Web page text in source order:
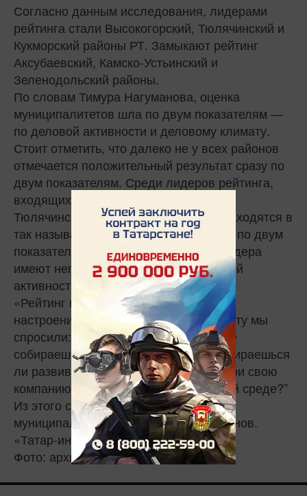
Согласно данным исследования, лидерами
рейтинга стали Высокогорский, Тюлячинский и
Кукморский районы РТ. Замыкают рейтинг
Аксубаевский, Камско-Устьинский и
Зеленодольский районы.
По словам Тимура Нагуманова, оценка
муниципалитетов шла по двум показателям —
по деловой активности и деловому климату.
Стоит отметить, что далеко не у всех районов
отмечается положительный результат сразу по
двум показателям. Среди лидеров рейтинга,
входящих в первую десятку, только
Тюлячинский и Елабужский районы находятся в
так называемой «зеленой зоне» сразу по двум
показателям. При этом все три аутсайдера
имеют негативную оценку и по деловой
активности, и по деловому климату.
«Рейтинг представляет из себя замер
настроения бизнеса. По большому счету мы
спросили: “Как у тебя сейчас дела? Не
собираешься ли ты закрываться? Собираешься
ли развиваться? Как чувствуешь внутри свою
компанию? Что ты думаешь о внешней среде?”
Из этого строится основной рейтинг
муниципалитетов», — говорит Нагуманов.
«Татар-информ»
Фото: архив prav.tatarstan.ru